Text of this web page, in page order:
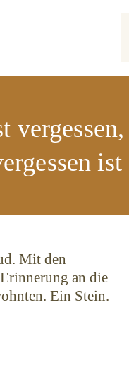
vergessen,
ist
Mit den
an die
Ein Stein.